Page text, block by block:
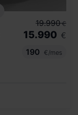
19.990 €
15.990 €
190
€/mes